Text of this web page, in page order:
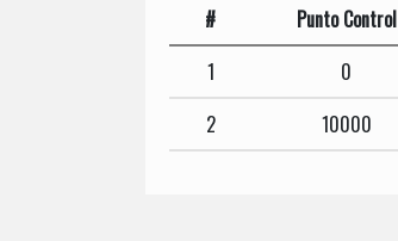
# Punto Control
1
0
2
10000